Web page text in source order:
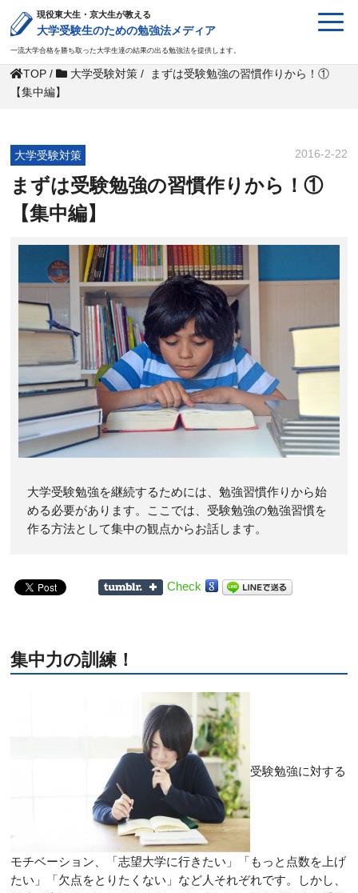
現役東大生・京大生が教える
大学受験生のための勉強法メディア
一流大学合格を勝ち取った大学生達の結果の出る勉強法を提供します。
TOP / 大学受験対策 /
まずは受験勉強の習慣作りから！①
【集中編】
大学受験対策 2016-2-22
まずは受験勉強の習慣作りから！①
【集中編】
大学受験勉強を継続するためには、勉強習慣作りから始
める必要があります。ここでは、受験勉強の勉強習慣を
作る方法として集中の観点からお話します。
Check
集中力の訓練！
受験勉強に対する
モチベーション、「志望大学に行きたい」「もっと点数を上げ
たい」「欠点をとりたくない」など人それぞれです。しかし、